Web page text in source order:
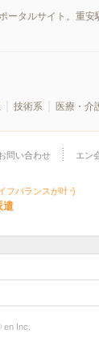
タルサイト。重
技術系 医療・介
問い合わせ エン
フバランスが叶う
遣
Inc.